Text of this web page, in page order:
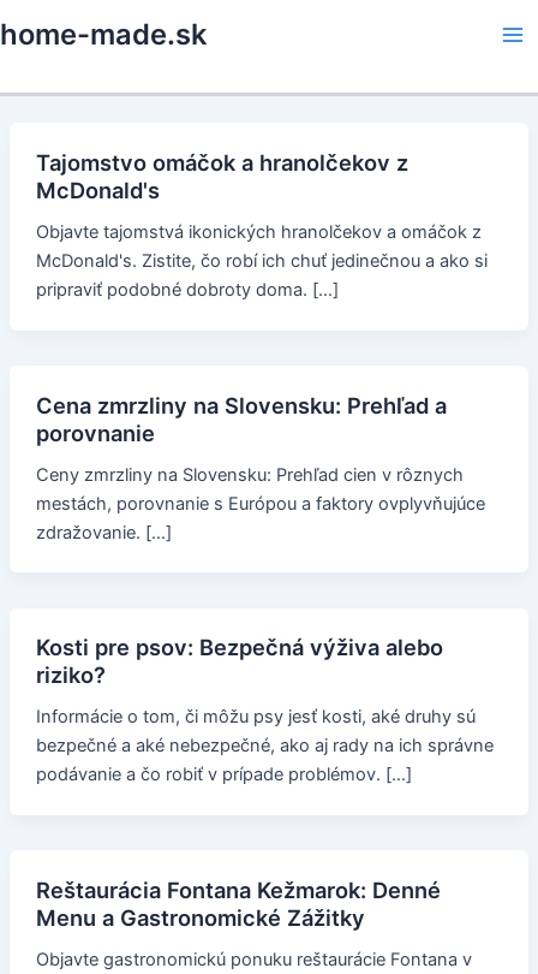
to
home-made.sk
Tajomstvo omáčok a hranolčekov z
McDonald's
Objavte tajomstvá ikonických hranolčekov a omáčok z
McDonald's. Zistite, čo robí ich chuť jedinečnou a ako si
pripraviť podobné dobroty doma. […]
Cena zmrzliny na Slovensku: Prehľad a
porovnanie
Ceny zmrzliny na Slovensku: Prehľad cien v rôznych
mestách, porovnanie s Európou a faktory ovplyvňujúce
zdražovanie. […]
Kosti pre psov: Bezpečná výživa alebo
riziko?
Informácie o tom, či môžu psy jesť kosti, aké druhy sú
bezpečné a aké nebezpečné, ako aj rady na ich správne
podávanie a čo robiť v prípade problémov. […]
Reštaurácia Fontana Kežmarok: Denné
Menu a Gastronomické Zážitky
Objavte gastronomickú ponuku reštaurácie Fontana v